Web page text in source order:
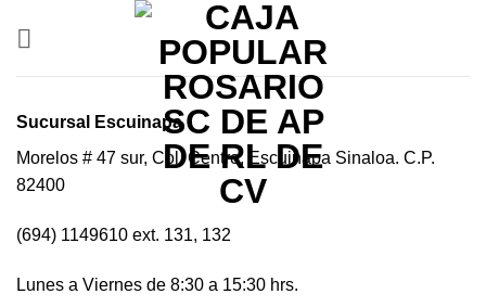
Sucursal Escuinapa
Morelos # 47 sur, Col. Centro, Escuinapa Sinaloa. C.P.
82400
(694) 1149610 ext. 131, 132
Lunes a Viernes de 8:30 a 15:30 hrs.